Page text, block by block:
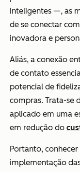
inteligentes —, as
de se conectar
inovadora e
Aliás, a conexão
de contato
potencial de
compras. Trata-se
aplicado em uma
em redução do
Portanto,
implementação